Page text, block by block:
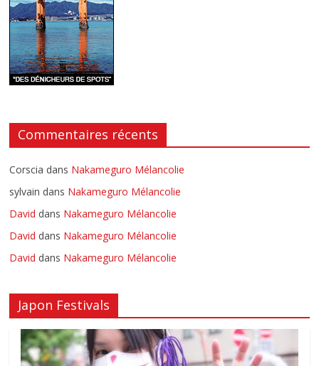
Commentaires récents
Corscia dans Nakameguro Mélancolie
sylvain dans Nakameguro Mélancolie
David dans Nakameguro Mélancolie
David dans Nakameguro Mélancolie
David dans Nakameguro Mélancolie
Japon Festivals